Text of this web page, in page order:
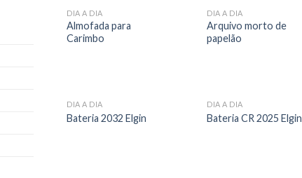
DIA A DIA
Almofada para
Carimbo
DIA A DIA
Arquivo morto de
papelão
DIA A DIA
Bateria 2032 Elgin
DIA A DIA
Bateria CR 2025 Elgin